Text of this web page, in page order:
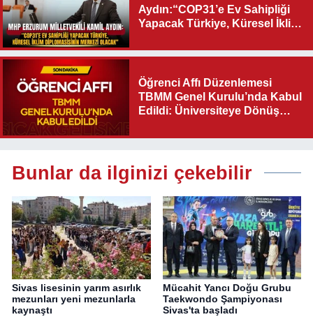
Aydın:“COP31’e Ev Sahipliği
Yapacak Türkiye, Küresel İklim
Olacak"
Öğrenci Affı Düzenlemesi
TBMM Genel Kurulu’nda Kabul
Edildi: Üniversiteye Dönüş
Bunlar da ilginizi çekebilir
Sivas lisesinin yarım asırlık
mezunları yeni mezunlarla
kaynaştı
Mücahit Yancı Doğu Grubu
Taekwondo Şampiyonası
Sivas'ta başladı